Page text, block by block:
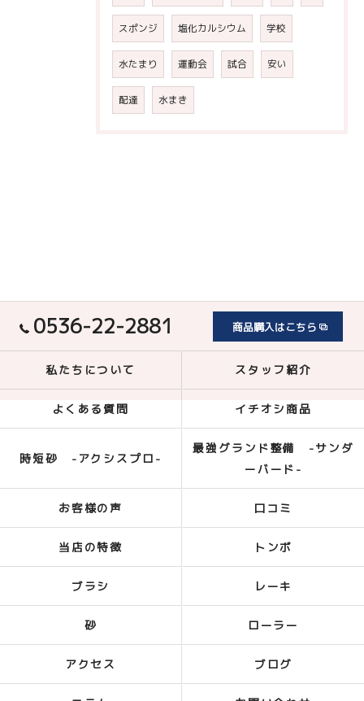
スポンジ 塩化カルシウム 学校
水たまり 運動会 試合 安い
配達 水まき
0536-22-2881 商品購入はこちら
私たちについて スタッフ紹介
よくある質問 イチオシ商品
時短砂 -アクシスプロ-
最強グランド整備 -サンダ
ーバード-
お客様の声 口コミ
当店の特徴 トンボ
ブラシ レーキ
砂 ローラー
アクセス ブログ